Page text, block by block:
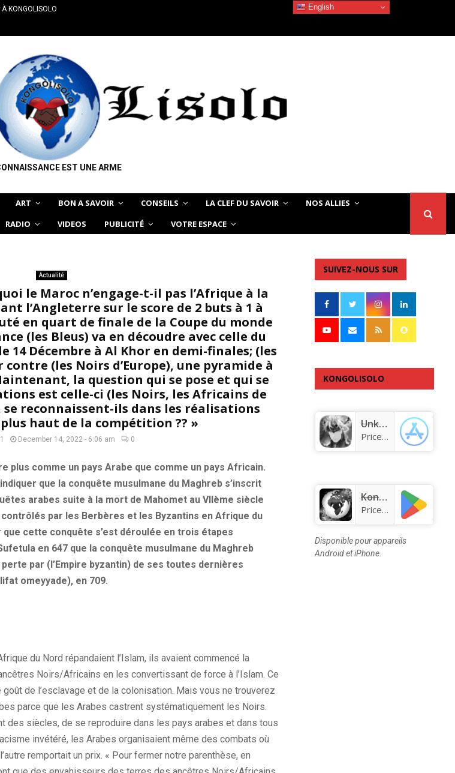
À KONGOLISOLO
EST UNE ARME
ART BON A SAVOIR CONSEILS LA CLEF DU SAVOIR
NOS ALLIES
RADIO VIDEOS PUBLICITÉ VOTRE ESPACE
Actualité
le Maroc n’engage-t-il pas l’Afrique à la
l’Angleterre sur le score de 2 buts à 1 à
en quart de finale de la Coupe du monde
(les Bleus) va en découdre avec celle du
14 Décembre à Al Khor en demi-finales; (les
(les Noirs d’Europe), une pyramide à
la question qui se pose et qui se
est celle-ci (les Noirs, les Africains de
se reconnaissent-ils dans les réalisations
haut de la compétition ?? »
December 14, 2022 - 6:06 am 0
plus comme un pays Arabe que comme un pays Africain.
que la conquête musulmane du Maghreb s’inscrit
arabes suite à la mort de Mahomet au VIIème siècle
par les Berbères et les Byzantins en Afrique du
cette conquête s’est déroulée en trois étapes
en 647 que la conquête musulmane du Maghreb
par (l’Empire byzantin) de ses toutes dernières
omeyyade), en 709.
du Nord répandaient l’Islam, ils avaient commencé la
Noirs/Africains en les convertissant de force à l’Islam. Ce
de l’esclavage et de la colonisation. Mais vous ne trouverez
parce que les Arabes castrent systématiquement les Noirs.
des siècles, de se reproduire dans les pays arabes et dans tous
invétéré, les Arabes organisaient même des combats où
remportait un prix. « Pour fermer notre parenthèse, en
SUIVEZ-NOUS SUR
KONGOLISOLO
Unknown app
Price:Free
KongoLisolo
Price:Free
Disponible pour appareils
Android et iPhone.
English